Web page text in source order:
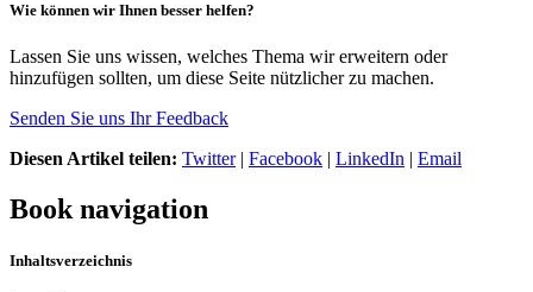
Wie können wir Ihnen besser helfen?
Lassen Sie uns wissen, welches Thema wir erweitern oder
hinzufügen sollten, um diese Seite nützlicher zu machen.
Senden Sie uns Ihr Feedback
Diesen Artikel teilen: Twitter| Facebook | LinkedIn | Email
Book navigation
Inhaltsverzeichnis